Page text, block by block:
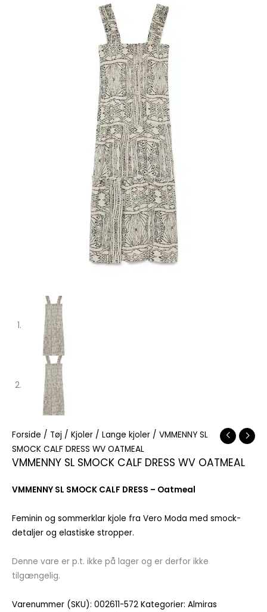
Forside / Tøj / Kjoler / Lange kjoler / VMMENNY SL
SMOCK CALF DRESS WV OATMEAL
VMMENNY SL SMOCK CALF DRESS WV OATMEAL
VMMENNY SL SMOCK CALF DRESS – Oatmeal
Feminin og sommerklar kjole fra Vero Moda med smock-
detaljer og elastiske stropper.
Denne vare er p.t. ikke på lager og er derfor ikke
tilgængelig.
Varenummer (SKU): 002611-572 Kategorier: Almiras